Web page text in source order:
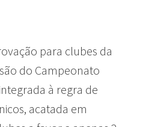
para clubes da
do Campeonato
à regra de
acatada em